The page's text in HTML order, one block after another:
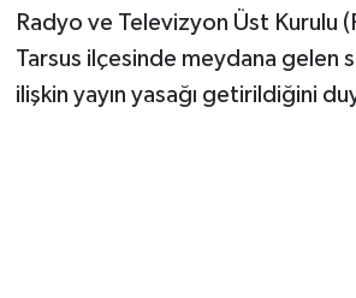
Radyo ve Televizyon Üst Kurulu
Tarsus ilçesinde meydana gelen
ilişkin yayın yasağı getirildiğini
Siyaset
Sokak Hayvanlarını